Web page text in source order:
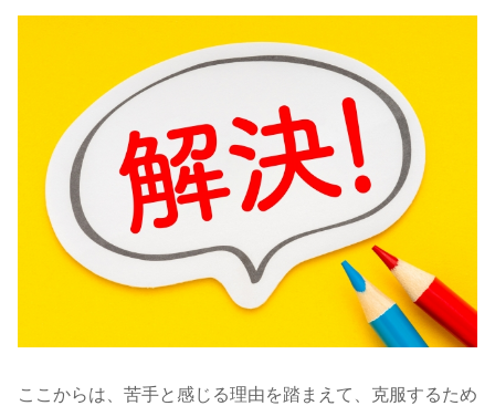
ここからは、苦手と感じる理由を踏まえて、克服するため